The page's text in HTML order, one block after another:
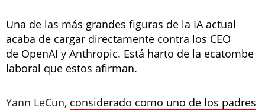
Una de las más grandes figuras de la IA actual
acaba de cargar directamente contra los CEO
de OpenAI y Anthropic. Está harto de la ecatombe
laboral que estos afirman.
Yann LeCun, considerado como uno de los padres